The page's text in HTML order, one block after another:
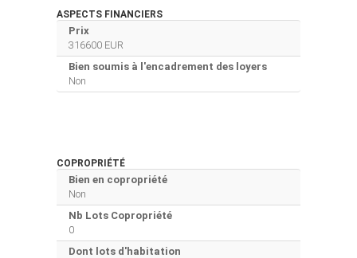
ASPECTS FINANCIERS
Prix
316600 EUR
Bien soumis à l'encadrement des loyers
Non
COPROPRIÉTÉ
Bien en copropriété
Non
Nb Lots Copropriété
0
Dont lots d'habitation